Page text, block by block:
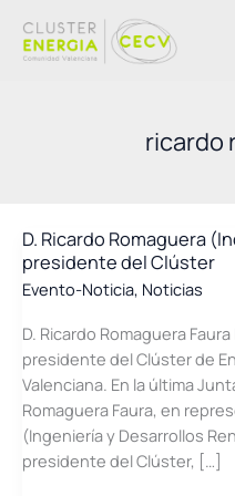
contenido
ricardo
D. Ricardo Romaguera
presidente del Clúster
Evento-Noticia, Noticias
D. Ricardo Romaguera
presidente del Clúster de
Valenciana. En la última
Romaguera Faura, en
(Ingeniería y Desarrollos
presidente del Clúster, […]